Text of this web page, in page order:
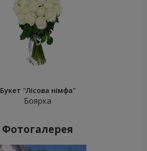
Букет "Лісова німфа"
Боярка
Фотогалерея